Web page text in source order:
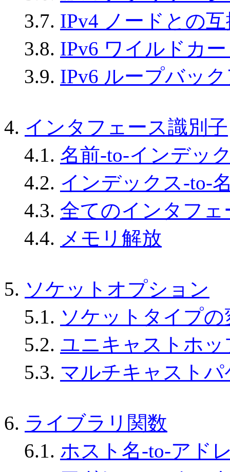
3.7. IPv4 ノードとの
3.8. IPv6 ワイルドカ
3.9. IPv6 ループバッ
4. インタフェース識別子
4.1. 名前-to-インデッ
4.2. インデックス-to-
4.3. 全てのインタフ
4.4. メモリ解放
5. ソケットオプション
5.1. ソケットタイプの
5.2. ユニキャストホッ
5.3. マルチキャスト
6. ライブラリ関数
6.1. ホスト名-to-アド